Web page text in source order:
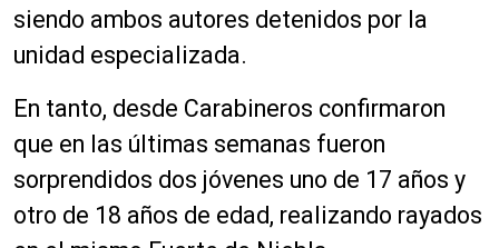
a
u
i
o
siendo ambos autores detenidos por la
unidad especializada.
En tanto, desde Carabineros confirmaron
que en las últimas semanas fueron
sorprendidos dos jóvenes uno de 17 años y
otro de 18 años de edad, realizando rayados